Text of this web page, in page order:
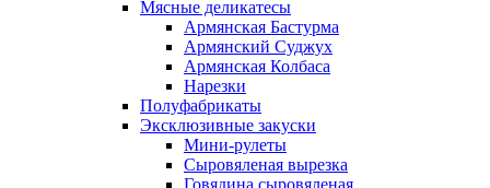
Мясные деликатесы
Армянская Бастурма
Армянский Суджух
Армянская Колбаса
Нарезки
Полуфабрикаты
Эксклюзивные закуски
Мини-рулеты
Сыровяленая вырезка
Говядина сыровяленая